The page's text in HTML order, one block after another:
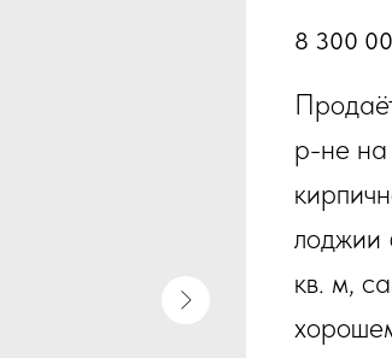
8 300
р-не на
лоджии
кв. м,